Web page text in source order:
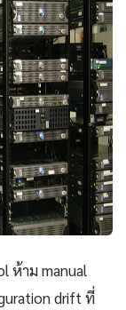
ห้าม manual
drift ที่